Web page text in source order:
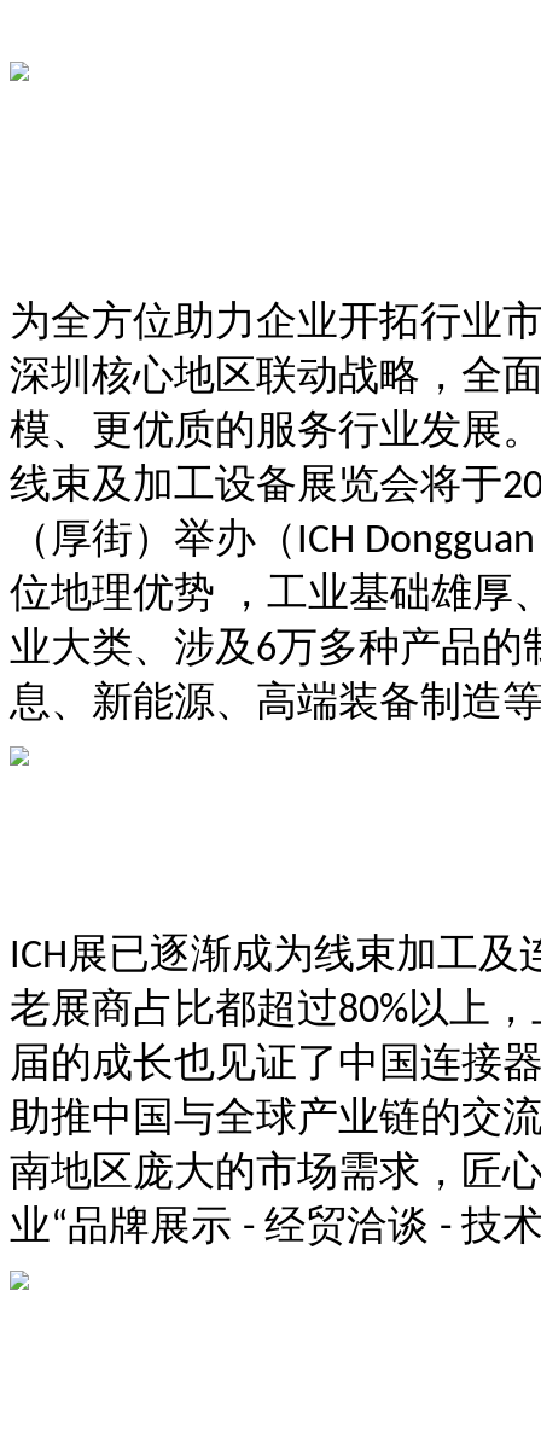
为全方位助力企业开拓行业
深圳核心地区联动战略，全
模、更优质的服务行业发展
线束及加工设备展览会将于
（厚街）举办（ ICH
位地理优势 ，工业基础雄厚
业大类、涉及 6万多种产品的
息、新能源、高端装备制造
ICH 展已逐渐成为线束加工
老展商占比都超过80%以上
届的成长也见证了中国连接
助推中国与全球产业链的交
南地区庞大的市场需求，匠
业“品牌展示 - 经贸洽谈 - 技